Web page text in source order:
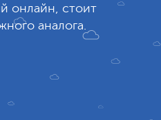
онлайн, стоит
аналога.